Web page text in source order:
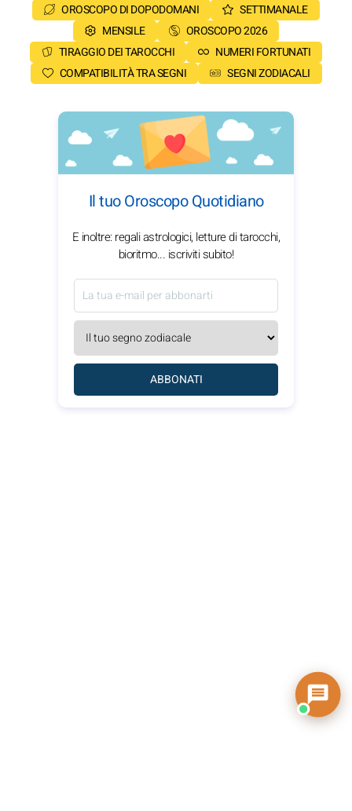
OROSCOPO DI DOPODOMANI
SETTIMANALE
MENSILE
OROSCOPO 2026
TIRAGGIO DEI TAROCCHI
NUMERI FORTUNATI
COMPATIBILITÀ TRA SEGNI
SEGNI ZODIACALI
Il tuo Oroscopo Quotidiano
E inoltre: regali astrologici, letture di tarocchi,
bioritmo... iscriviti subito!
ABBONATI